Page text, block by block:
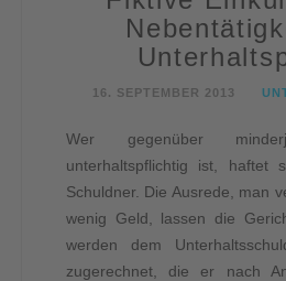
16. SEPTEMBER 2013
Wer gegenüber
unterhaltspflichtig ist, haftet
Schuldner. Die Ausrede, man
wenig Geld, lassen die
werden dem
zugerechnet, die er nach